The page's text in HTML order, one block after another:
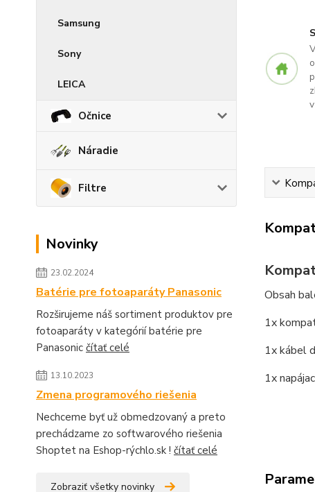
Samsung
Sony
LEICA
Očnice
Náradie
Filtre
Novinky
23.02.2024
Batérie pre fotoaparáty Panasonic
Rozširujeme náš sortiment produktov pre
fotoaparáty v kategórií batérie pre
Panasonic čítať celé
13.10.2023
Zmena programového riešenia
Nechceme byť už obmedzovaný a preto
prechádzame zo softwarového riešenia
Shoptet na Eshop-rýchlo.sk ! čítať celé
Zobraziť všetky novinky
Obsah
1x
1x kábel
1x